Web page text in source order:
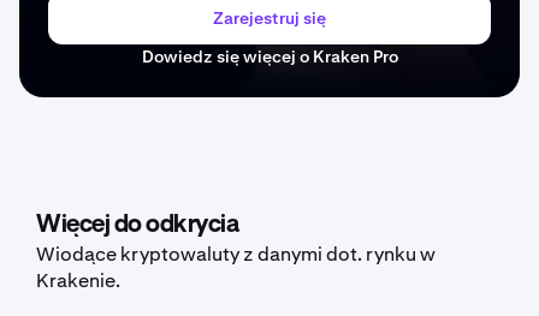
Zarejestruj się
Dowiedz się więcej o Kraken Pro
Więcej do odkrycia
Wiodące kryptowaluty z danymi dot. rynku w
Krakenie.